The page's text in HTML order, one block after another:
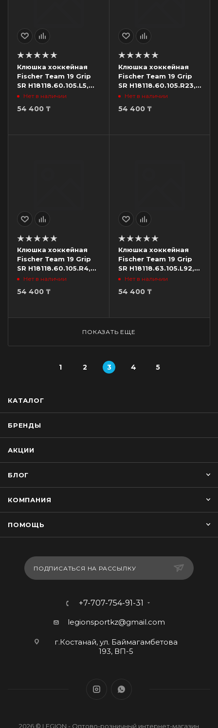
Клюшка хоккейная
Fischer Team 19 Grip
SR H18118.60.105.L5,
жесткость 105, загиб
Нет в наличии
54 400 ₸
Клюшка хоккейная
Fischer Team 19 Grip
SR H18118.60.105.R23,
жесткость 105, загиб
Нет в наличии
54 400₸
Клюшка хоккейная
Fischer Team 19 Grip
SR H18118.60.105.R4,
жесткость 105, загиб
Нет в наличии
54 400 ₸
Клюшка хоккейная
Fischer Team 19 Grip
SR H18118.63.105.L92,
жесткость 105, загиб
Нет в наличии
54 400₸
ПОКАЗАТЬ ЕЩЕ
1 2 3 4 5
КАТАЛОГ
БРЕНДЫ
АКЦИИ
БЛОГ
КОМПАНИЯ
ПОМОЩЬ
ПОДПИСАТЬСЯ НА РАССЫЛКУ
+7-707-754-91-31
legionsportkz@gmail.com
г.Костанай, ул. Баймагамбетова
193, ВП-5
2026 © LEGION - Оптово-розничный интернет-магазин